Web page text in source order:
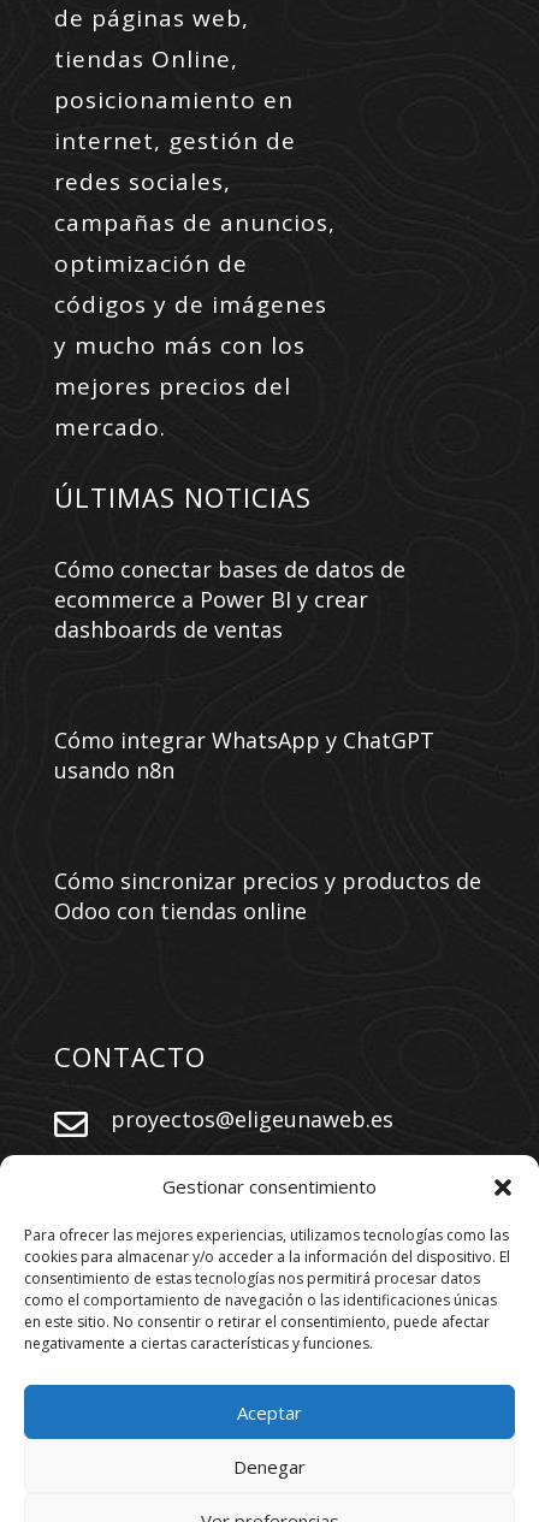
Gestionar consentimiento
Para ofrecer las mejores experiencias, utilizamos tecnologías como las
cookies para almacenar y/o acceder a la información del dispositivo. El
consentimiento de estas tecnologías nos permitirá procesar datos
como el comportamiento de navegación o las identificaciones únicas
en este sitio. No consentir o retirar el consentimiento, puede afectar
negativamente a ciertas características y funciones.
Aceptar
Denegar
de páginas web,
tiendas Online,
posicionamiento en
internet, gestión de
redes sociales,
campañas de anuncios,
optimización de
códigos y de imágenes
y mucho más con los
mejores precios del
mercado.
ÚLTIMAS NOTICIAS
Cómo conectar bases de datos de
ecommerce a Power BI y crear
dashboards de ventas
Cómo integrar WhatsApp y ChatGPT
usando n8n
Cómo sincronizar precios y productos de
Odoo con tiendas online
CONTACTO
 proyectos@eligeunaweb.es
SÍGUENOS
Los derechos están reservados. 2026